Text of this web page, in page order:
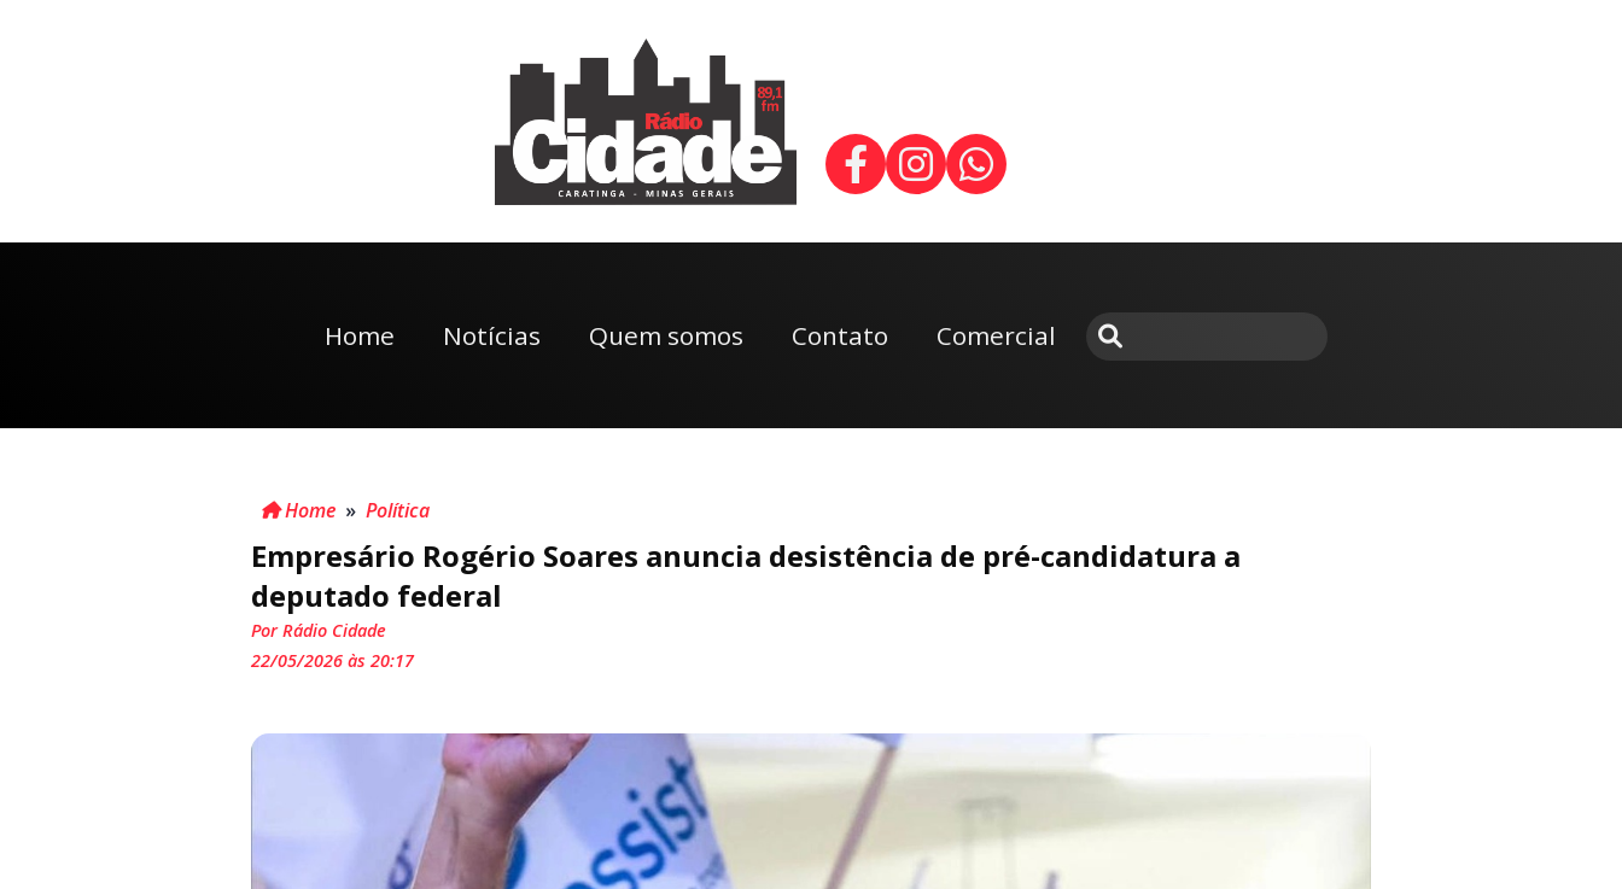
Home Notícias Quem somos Contato Comercial
Home » Política
Empresário Rogério Soares anuncia desistência de pré-candidatura a
deputado federal
Por Rádio Cidade
22/05/2026 às 20:17